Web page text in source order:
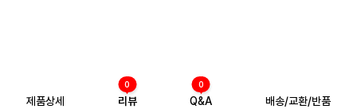
제품상세 리뷰
0
Q&A
0
배송/교환/반품